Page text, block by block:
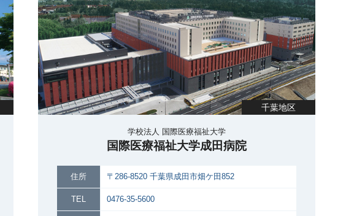
千葉地区
学校法人 国際医療福祉大学
国際医療福祉大学成田病院
住所 〒286-8520 千葉県成田市畑ケ田852
TEL 0476-35-5600